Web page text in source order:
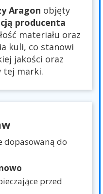
Aragon objęty
producenta
materiału oraz
kuli, co stanowi
jakości oraz
tej marki.
dopasowaną do
przed